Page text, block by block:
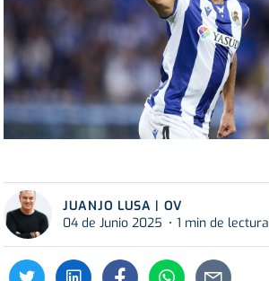
JUANJO LUSA | OV
04 de Junio 2025
1 min de lectura